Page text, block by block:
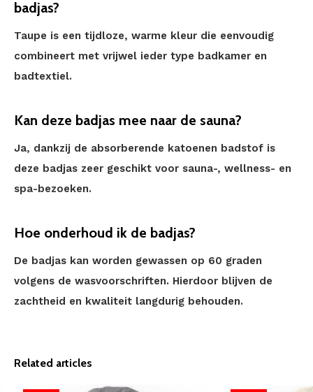
badjas?
Taupe is een tijdloze, warme kleur die eenvoudig
combineert met vrijwel ieder type badkamer en
badtextiel.
Kan deze badjas mee naar de sauna?
Ja, dankzij de absorberende katoenen badstof is
deze badjas zeer geschikt voor sauna-, wellness- en
spa-bezoeken.
Hoe onderhoud ik de badjas?
De badjas kan worden gewassen op 60 graden
volgens de wasvoorschriften. Hierdoor blijven de
zachtheid en kwaliteit langdurig behouden.
Related articles